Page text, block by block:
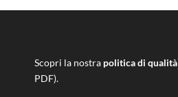
Scopri la nostra politica di qualità
PDF).